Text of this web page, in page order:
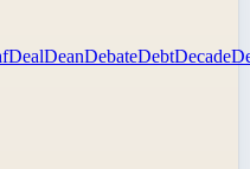
DealDeanDebateDebtDecade